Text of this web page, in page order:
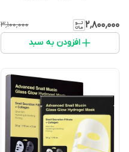
۲٬۸۰۰٬۰۰۰ ۳٬۱۰۰٬۰۰۰
افزودن به سبد